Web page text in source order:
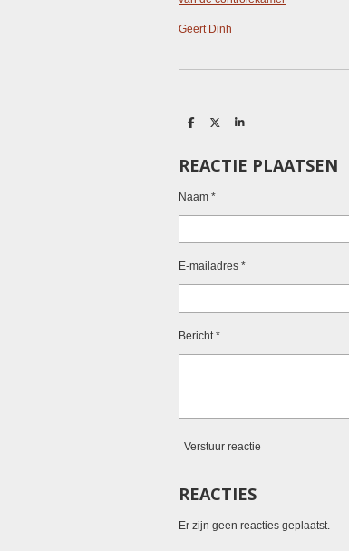
Geert Dinh
D
e
n
D
l
S
r
e
REACTIE PLAATSEN
Naam *
E-mailadres *
Bericht *
Verstuur reactie
REACTIES
Er zijn geen reacties geplaatst.